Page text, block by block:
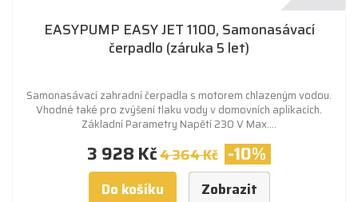
EASYPUMP EASY JET 1100, Samonasávací
čerpadlo (záruka 5 let)
Samonasávací zahradní čerpadla s motorem chlazeným vodou.
Vhodné také pro zvýšení tlaku vody v domovních aplikacích.
Základní Parametry Napětí 230 V Max....
3 928 Kč4 364 Kč -10%
Do košíku Zobrazit